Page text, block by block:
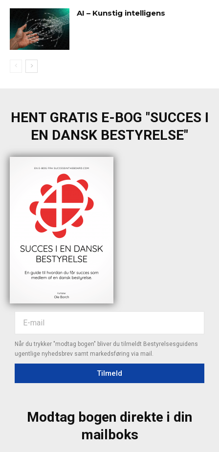
AI – Kunstig intelligens
HENT GRATIS E-BOG "SUCCES I
EN DANSK BESTYRELSE"
Når du trykker "modtag bogen" bliver du tilmeldt Bestyrelsesguidens
ugentlige nyhedsbrev samt markedsføring via mail.
Tilmeld
Modtag bogen direkte i din
mailboks